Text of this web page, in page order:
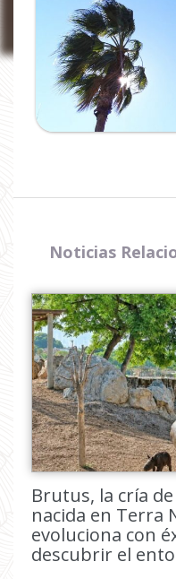
Noticias
Brutus, la cría
nacida en Terra
evoluciona con
descubrir el